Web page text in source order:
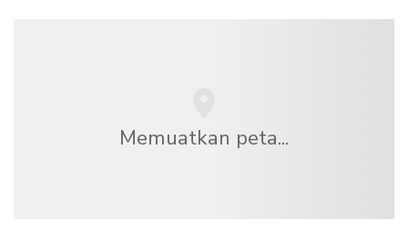
Memuatkan peta...